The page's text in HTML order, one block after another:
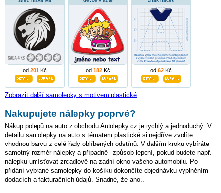
od 201 Kč od 182 Kč od 62 Kč
Zobrazit další samolepky s motivem plastické
Nakupujete nálepky poprvé?
Nákup polepů na auto z obchodu Autolepky.cz je rychlý a jednoduchý. V
detailu samolepky na auto s tématem plastické si nejdříve zvolíte
vhodnou barvu z celé řady oblíbených odstínů. V dalším kroku vybíráte
samotný rozměr nálepky a případně i způsob lepení, pokud budete např.
nálepku umísťovat zrcadlově na zadní okno vašeho automobilu. Po
přidání vybrané samolepky do košíku dokončíte objednávku vyplněním
dodacích a fakturačních údajů. Snadné, že ano..